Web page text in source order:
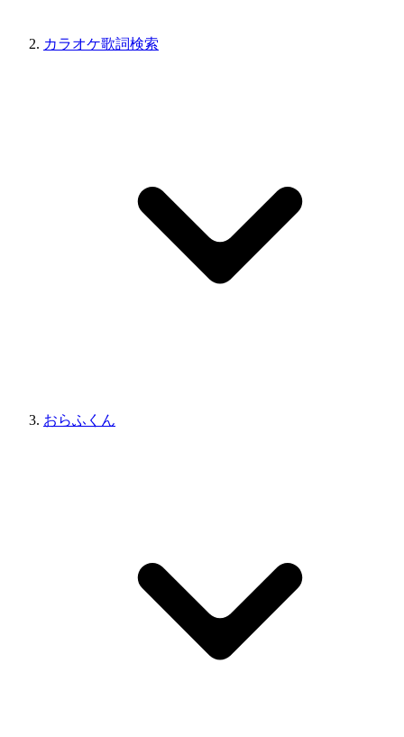
カラオケ歌詞検索
おらふくん